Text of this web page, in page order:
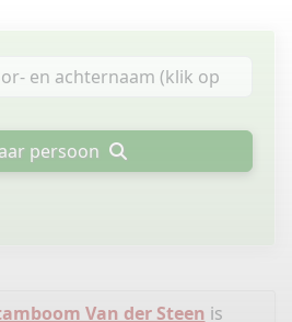
persoon
Van der Steen is